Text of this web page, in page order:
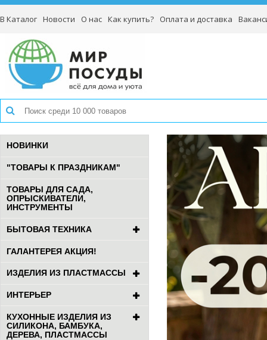
В Каталог Новости О нас Как купить? Оплата и доставка
НОВИНКИ
"ТОВАРЫ К ПРАЗДНИКАМ"
ТОВАРЫ ДЛЯ САДА,
ОПРЫСКИВАТЕЛИ,
ИНСТРУМЕНТЫ
БЫТОВАЯ ТЕХНИКА
ГАЛАНТЕРЕЯ АКЦИЯ!
ИЗДЕЛИЯ ИЗ ПЛАСТМАССЫ
ИНТЕРЬЕР
КУХОННЫЕ ИЗДЕЛИЯ ИЗ
СИЛИКОНА, БАМБУКА,
ДЕРЕВА, ПЛАСТМАССЫ